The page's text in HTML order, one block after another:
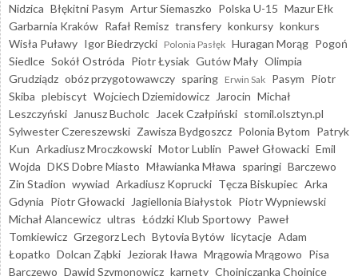
Nidzica Błękitni Pasym Artur Siemaszko Polska U-15 Mazur Ełk
Garbarnia Kraków Rafał Remisz transfery konkursy konkurs
Wisła Puławy Igor Biedrzycki Polonia Pasłęk Huragan Morąg Pogoń
Siedlce Sokół Ostróda Piotr Łysiak Gutów Mały Olimpia
Grudziądz obóz przygotowawczy sparing Erwin Sak Pasym Piotr
Skiba plebiscyt Wojciech Dziemidowicz Jarocin Michał
Leszczyński
Janusz Bucholc Jacek Czałpiński stomil.olsztyn.pl
Sylwester Czereszewski Zawisza Bydgoszcz Polonia Bytom Patryk
Kun Arkadiusz Mroczkowski Motor Lublin Paweł Głowacki Emil
Wojda DKS Dobre Miasto Mławianka Mława sparingi Barczewo
Zin Stadion wywiad Arkadiusz Koprucki Tęcza Biskupiec Arka
Gdynia Piotr Głowacki Jagiellonia Białystok Piotr Wypniewski
Michał Alancewicz ultras Łódzki Klub Sportowy Paweł
Tomkiewicz Grzegorz Lech Bytovia Bytów licytacje Adam
Łopatko Dolcan Ząbki Jeziorak Iława Mrągowia Mrągowo Pisa
Barczewo Dawid Szymonowicz karnety Chojniczanka Chojnice